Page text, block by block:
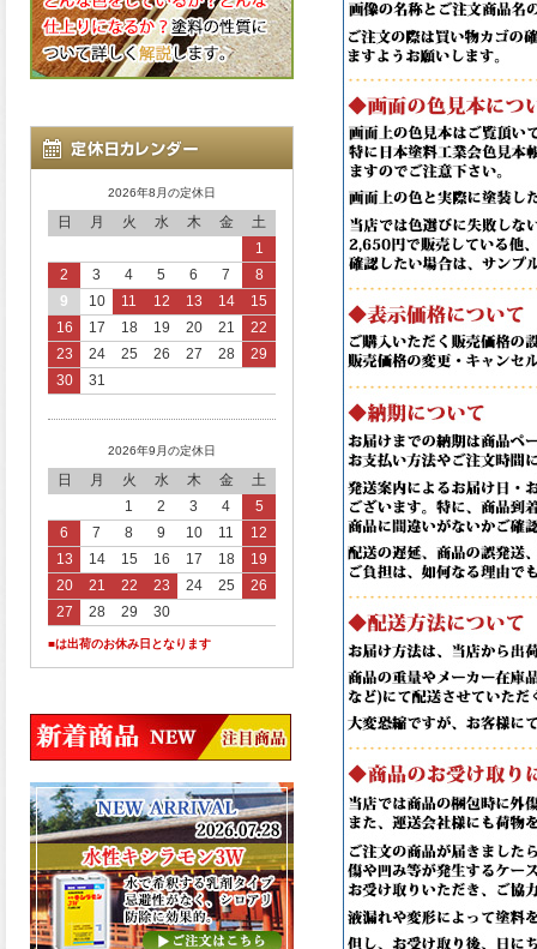
2026年8月の定休日
日 月 火 水 木 金
土
1
2
3 4 5 6 7
8
9
10 11 12 13 14
15
16
17 18 19 20 21
22
23
24 25 26 27 28
29
30
31
2026年9月の定休日
日 月 火 水 木 金
土
1
2 3 4
5
6
7 8 9 10 11
12
13
14 15 16 17 18
19
20
21 22 23 24 25
26
27
28 29 30
■は出荷のお休み日となります